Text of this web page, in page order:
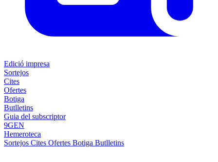
Edició impresa
Sortejos
Cites
Ofertes
Botiga
Butlletins
Guia del subscriptor
9GEN
Hemeroteca
Sortejos Cites Ofertes Botiga Butlletins